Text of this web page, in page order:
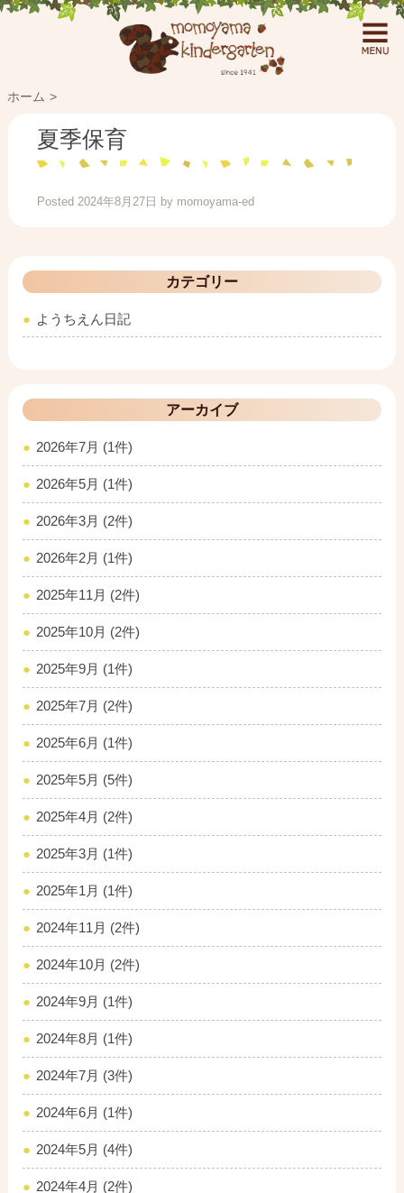
ホーム
夏季保育
Posted 2024年8月27日 by momoyama-ed
カテゴリー
ようちえん日記
アーカイブ
2026年7月 (1件)
2026年5月 (1件)
2026年3月 (2件)
2026年2月 (1件)
2025年11月 (2件)
2025年10月 (2件)
2025年9月 (1件)
2025年7月 (2件)
2025年6月 (1件)
2025年5月 (5件)
2025年4月 (2件)
2025年3月 (1件)
2025年1月 (1件)
2024年11月 (2件)
2024年10月 (2件)
2024年9月 (1件)
2024年8月 (1件)
2024年7月 (3件)
2024年6月 (1件)
2024年5月 (4件)
2024年4月 (2件)